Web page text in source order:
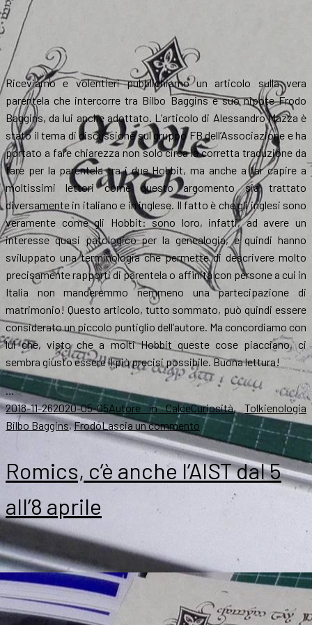
Riceviamo e volentieri pubblichiamo un articolo sulla vera
parentela che intercorre tra Bilbo Baggins e suo nipote Frodo
Baggins, da lui anche adottato. L’articolo di Alessandro Mazza è
stato il tema di discussione sul gruppo FB dell’Associazione e ha
portato a fare chiarezza non solo circa la corretta traduzione da
fare per la parentela tra i due Hobbit, ma anche a far capire a
moltissimi lettori come questo argomento sia trattato
diversamente in italiano e in inglese. Il fatto è che gli inglesi sono
veramente come gli Hobbit: sono loro, infatti, ad avere un
interesse quasi patologico per la genealogia, e quindi hanno
sviluppato una terminologia che permette di descrivere molto
precisamente rapporti di parentela o affinità con persone a cui in
Italia non manderemmo nemmeno una partecipazione di
matrimonio! Questo articolo, tutto sommato, può quindi essere
considerato un piccolo puntiglio dell’autore. Ma concordiamo con
lui che, visto che a molti Hobbit queste cose piacciano, ci
sembra giusto essere il più precisi possibile. Buona lettura!
…
Scritto
il
2018-11-262020-05-05Autore
Autore in CalceCategorie
Curiosità, Tolkienologia
Bilbo Baggins,FrodoLascia un commento su
La
parentela
di
chiarezza
Romics, c’è anche l’AIST dal 5
all’8 aprile